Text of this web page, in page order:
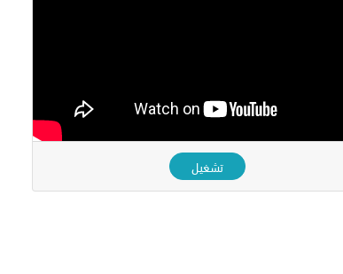
تشغيل